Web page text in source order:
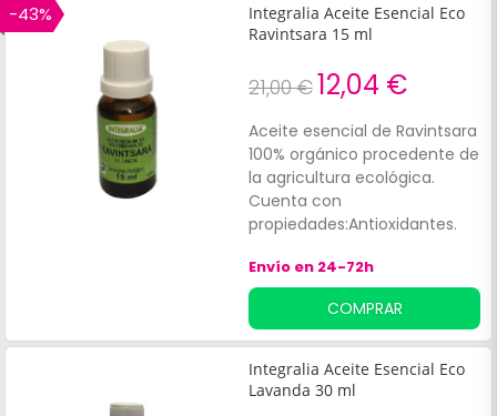
-43%
Integralia Aceite Esencial Eco
Ravintsara 15 ml
21,00 €12,04 €
Aceite esencial de Ravintsara
100% orgánico procedente de
la agricultura ecológica.
Cuenta con
propiedades:Antioxidantes.
beneficios ayudan a:Reforzar
el sistema inmune.
Envío en 24-72h
COMPRAR
Integralia Aceite Esencial Eco
Lavanda 30 ml